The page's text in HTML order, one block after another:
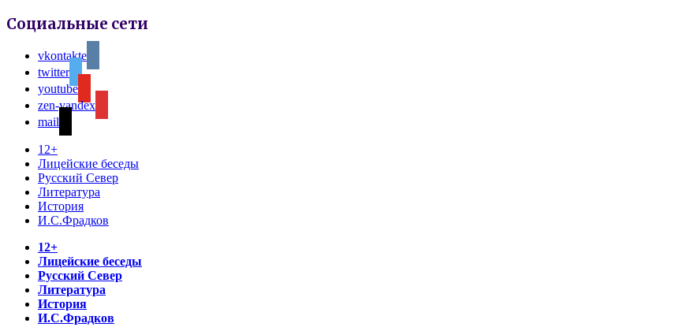
Социальные сети
vkontakte
twitter
youtube
zen-yandex
mail
12+
Лицейские беседы
Русский Север
Литература
История
И.С.Фрадков
12+
Лицейские беседы
Русский Север
Литература
История
И.С.Фрадков